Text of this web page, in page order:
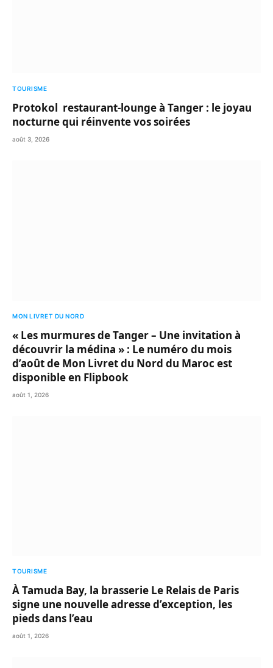
TOURISME
Protokol restaurant-lounge à Tanger : le joyau
nocturne qui réinvente vos soirées
août 3, 2026
MON LIVRET DU NORD
« Les murmures de Tanger – Une invitation à
découvrir la médina » : Le numéro du mois
d’août de Mon Livret du Nord du Maroc est
disponible en Flipbook
août 1, 2026
TOURISME
À Tamuda Bay, la brasserie Le Relais de Paris
signe une nouvelle adresse d’exception, les
pieds dans l’eau
août 1, 2026